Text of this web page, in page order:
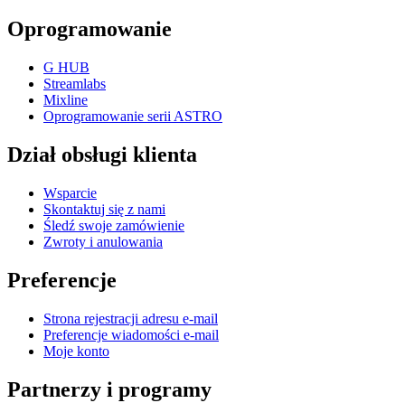
Oprogramowanie
G HUB
Streamlabs
Mixline
Oprogramowanie serii ASTRO
Dział obsługi klienta
Wsparcie
Skontaktuj się z nami
Śledź swoje zamówienie
Zwroty i anulowania
Preferencje
Strona rejestracji adresu e-mail
Preferencje wiadomości e-mail
Moje konto
Partnerzy i programy